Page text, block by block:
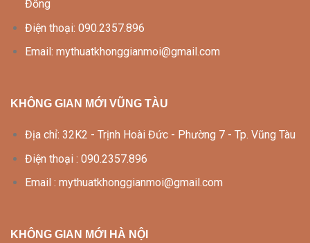
Đồng
Điện thoại: 090.2357.896
Email: mythuatkhonggianmoi@gmail.com
KHÔNG GIAN MỚI VŨNG TÀU
Địa chỉ: 32K2 - Trịnh Hoài Đức - Phường 7 - Tp. Vũng Tàu
Điện thoại : 090.2357.896
Email : mythuatkhonggianmoi@gmail.com
KHÔNG GIAN MỚI HÀ NỘI